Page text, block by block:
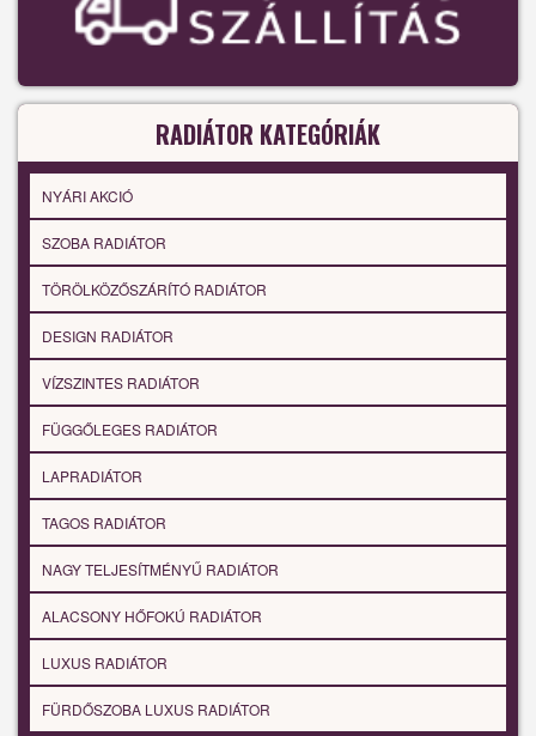
RADIÁTOR KATEGÓRIÁK
NYÁRI AKCIÓ
SZOBA RADIÁTOR
TÖRÖLKÖZŐSZÁRÍTÓ RADIÁTOR
DESIGN RADIÁTOR
VÍZSZINTES RADIÁTOR
FÜGGŐLEGES RADIÁTOR
LAPRADIÁTOR
TAGOS RADIÁTOR
NAGY TELJESÍTMÉNYŰ RADIÁTOR
ALACSONY HŐFOKÚ RADIÁTOR
LUXUS RADIÁTOR
FÜRDŐSZOBA LUXUS RADIÁTOR